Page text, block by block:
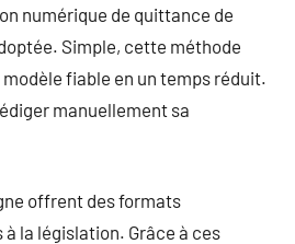
numérique de quittance de
Simple, cette méthode
fiable en un temps réduit.
manuellement sa
offrent des formats
la législation. Grâce à ces